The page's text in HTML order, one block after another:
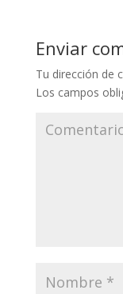
Enviar
Tu dirección de
Los campos